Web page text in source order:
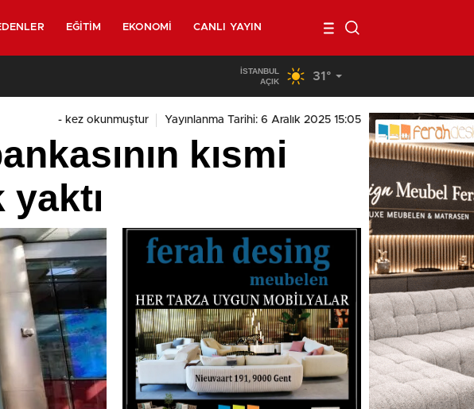
EĞITIM EKONOMI CANLI YAYIN
Belçika’da kendi minibüsünün altında kalan 40
İSTANBUL
AÇIK
31°
- kez okunmuştur Yayınlanma Tarihi: 6 Aralık 2025 15:05
kısmi